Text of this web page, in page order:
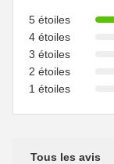
5 étoiles
4 étoiles
3 étoiles
2 étoiles
1 étoiles
Tous les avis